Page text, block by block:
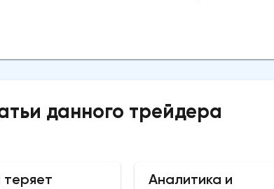
данного трейдера
Аналитика и